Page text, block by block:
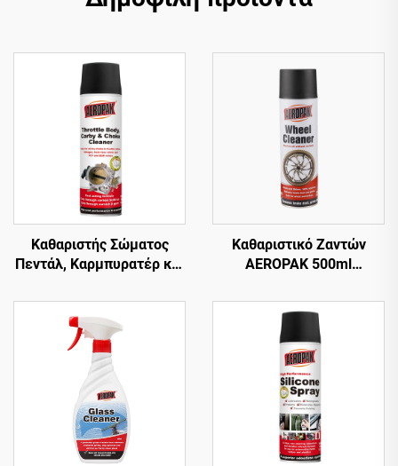
Καθαριστής Σώματος
Πεντάλ, Καρμπυρατέρ και
Αυτοκίνητο AEROPAK
Καθαριστικό Ζαντών
AEROPAK 500ml
510g Καθαρισμός
Αυτοκινήτου για Ζάντες